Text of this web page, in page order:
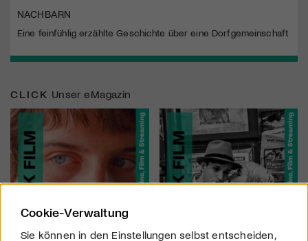
NACHBARN
Eine feinfühlig erzählte Geschichte über eine Dorfgemeinschaft
CLICK Unser eMagazin
Cookie-Verwaltung
Sie können in den Einstellungen selbst entscheiden,